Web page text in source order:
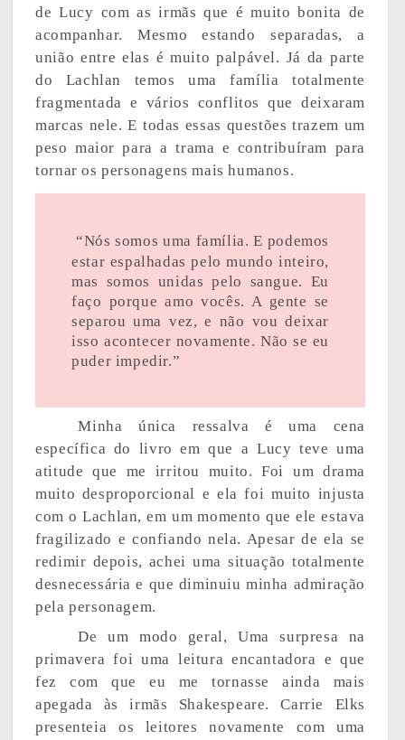
de Lucy com as irmãs que é muito bonita de
acompanhar. Mesmo estando separadas, a
união entre elas é muito palpável. Já da parte
do Lachlan temos uma família totalmente
fragmentada e vários conflitos que deixaram
marcas nele. E todas essas questões trazem um
peso maior para a trama e contribuíram para
tornar os personagens mais humanos.
“Nós somos uma família. E podemos
estar espalhadas pelo mundo inteiro,
mas somos unidas pelo sangue. Eu
faço porque amo vocês. A gente se
separou uma vez, e não vou deixar
isso acontecer novamente. Não se eu
puder impedir.”
Minha única ressalva é uma cena
específica do livro em que a Lucy teve uma
atitude que me irritou muito. Foi um drama
muito desproporcional e ela foi muito injusta
com o Lachlan, em um momento que ele estava
fragilizado e confiando nela. Apesar de ela se
redimir depois, achei uma situação totalmente
desnecessária e que diminuiu minha admiração
pela personagem.
De um modo geral, Uma surpresa na
primavera foi uma leitura encantadora e que
fez com que eu me tornasse ainda mais
apegada às irmãs Shakespeare. Carrie Elks
presenteia os leitores novamente com uma